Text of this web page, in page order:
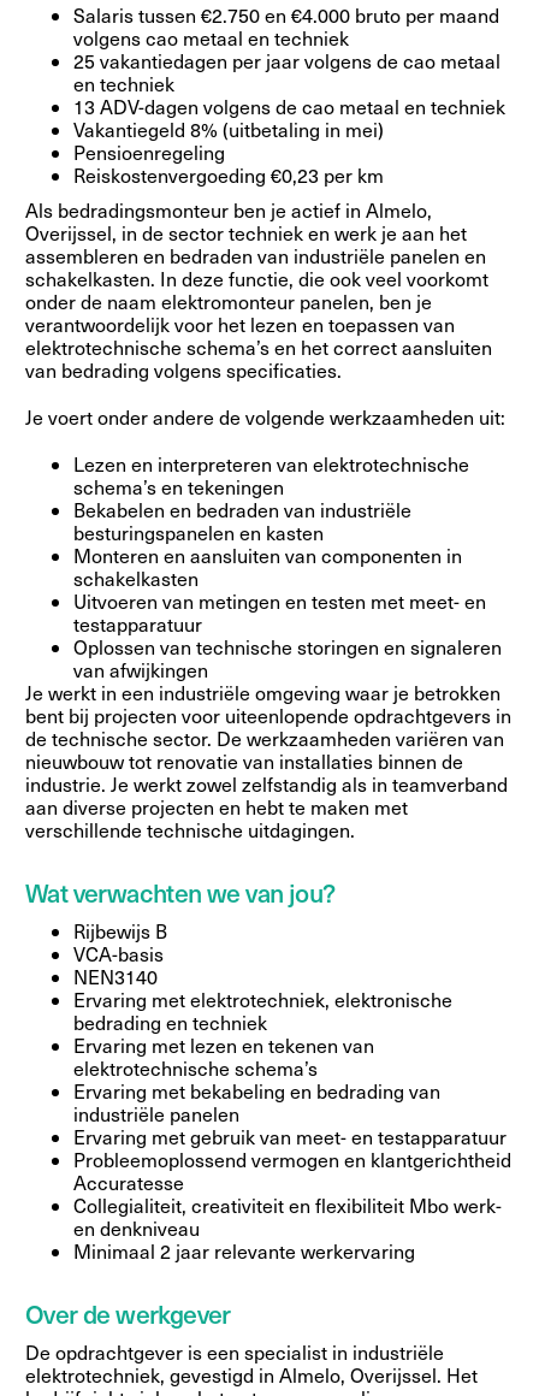
Salaris tussen €2.750 en €4.000 bruto per maand
volgens cao metaal en techniek
25 vakantiedagen per jaar volgens de cao metaal
en techniek
13 ADV-dagen volgens de cao metaal en techniek
Vakantiegeld 8% (uitbetaling in mei)
Pensioenregeling
Reiskostenvergoeding €0,23 per km
Als bedradingsmonteur ben je actief in Almelo,
Overijssel, in de sector techniek en werk je aan het
assembleren en bedraden van industriële panelen en
schakelkasten. In deze functie, die ook veel voorkomt
onder de naam elektromonteur panelen, ben je
verantwoordelijk voor het lezen en toepassen van
elektrotechnische schema’s en het correct aansluiten
van bedrading volgens specificaties.
Je voert onder andere de volgende werkzaamheden uit:
Lezen en interpreteren van elektrotechnische
schema’s en tekeningen
Bekabelen en bedraden van industriële
besturingspanelen en kasten
Monteren en aansluiten van componenten in
schakelkasten
Uitvoeren van metingen en testen met meet- en
testapparatuur
Oplossen van technische storingen en signaleren
van afwijkingen
Je werkt in een industriële omgeving waar je betrokken
bent bij projecten voor uiteenlopende opdrachtgevers in
de technische sector. De werkzaamheden variëren van
nieuwbouw tot renovatie van installaties binnen de
industrie. Je werkt zowel zelfstandig als in teamverband
aan diverse projecten en hebt te maken met
verschillende technische uitdagingen.
Wat verwachten we van jou?
Rijbewijs B
VCA-basis
NEN3140
Ervaring met elektrotechniek, elektronische
bedrading en techniek
Ervaring met lezen en tekenen van
elektrotechnische schema’s
Ervaring met bekabeling en bedrading van
industriële panelen
Ervaring met gebruik van meet- en testapparatuur
Probleemoplossend vermogen en klantgerichtheid
Accuratesse
Collegialiteit, creativiteit en flexibiliteit Mbo werk-
en denkniveau
Minimaal 2 jaar relevante werkervaring
Over de werkgever
De opdrachtgever is een specialist in industriële
elektrotechniek, gevestigd in Almelo, Overijssel. Het